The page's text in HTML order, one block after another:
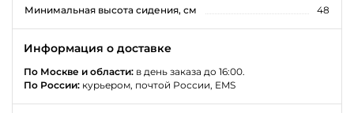
Минимальная высота сидения, см
48
Информация о доставке
По Москве и области: в день заказа до 16:00.
По России: курьером, почтой России, EMS